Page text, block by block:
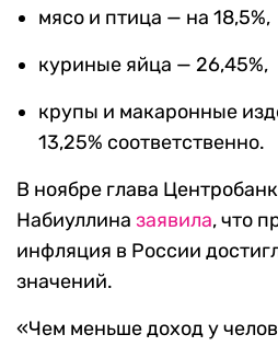
мясо и птица — на 18,5%,
куриные яйца — 26,45%,
крупы и макаронные
13,25% соответственно.
В ноябре глава
Набиуллина заявила, что
инфляция в России
значений.
«Чем меньше доход у